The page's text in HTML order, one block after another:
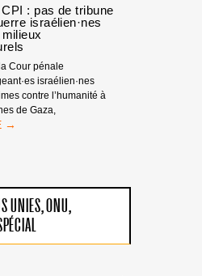
: pas de tribune
israélien·nes
Cour pénale
israélien·nes
contre l’humanité à
de Gaza,
UNIES ONU